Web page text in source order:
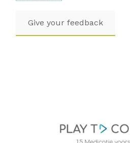
Give your feedback